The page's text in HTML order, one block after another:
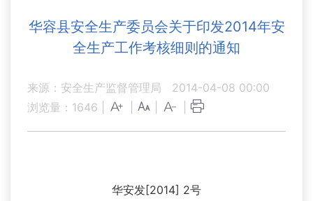
华容县安全生产委员会关于印发2014年安
全生产工作考核细则的通知
来源：安全生产监督管理局
2014-04-08 00:00
浏览量： 1646
华安发[2014] 2号